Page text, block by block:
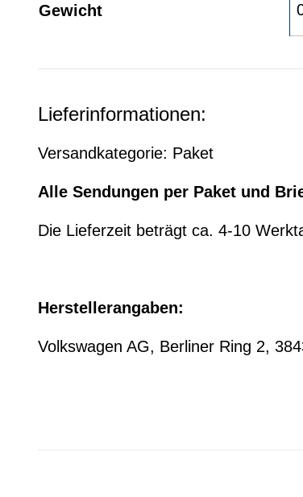
Gewicht
Lieferinformationen:
Versandkategorie: Paket
Alle Sendungen per Paket und
Die Lieferzeit beträgt ca. 4-10
Herstellerangaben:
Volkswagen AG, Berliner Ring 2,